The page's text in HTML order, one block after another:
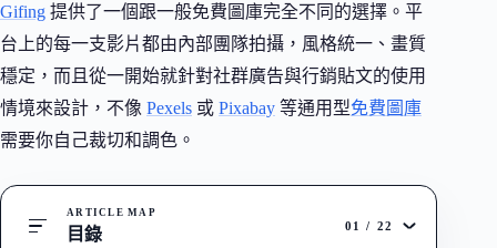
Gifing 提供了一個跟一般免費圖庫完全不同的選擇。平
台上的每一支影片都由內部團隊拍攝，風格統一、畫質
穩定，而且從一開始就針對社群廣告與行銷貼文的使用
情境來設計，不像 Pexels 或 Pixabay 等通用型免費圖庫
需要你自己裁切和調色。
ARTICLE MAP
目錄 01 / 22